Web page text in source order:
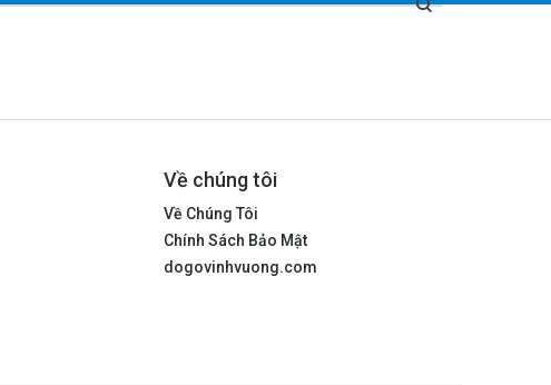
Về chúng tôi
Về Chúng Tôi
Chính Sách Bảo Mật
dogovinhvuong.com